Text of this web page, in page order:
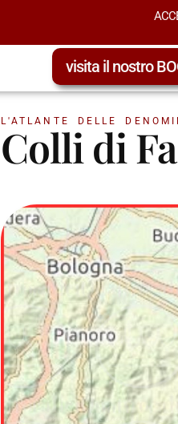
visita il nostro
L'ATLANTE DELLE
Colli di